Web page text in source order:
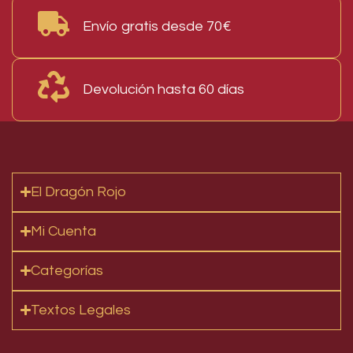
Envío gratis desde 70€
Devolución hasta 60 días
El Dragón Rojo
Mi Cuenta
Categorías
Textos Legales